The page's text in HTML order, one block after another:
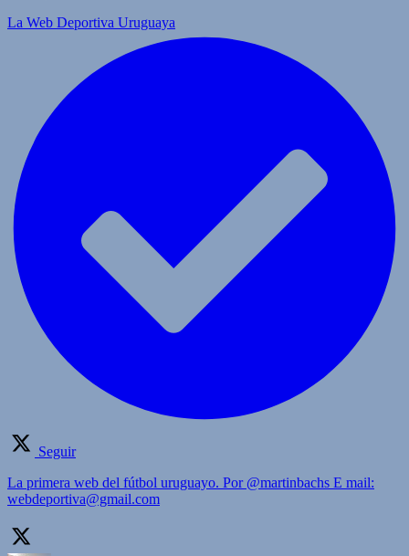
La Web Deportiva Uruguaya
Seguir
La primera web del fútbol uruguayo. Por @martinbachs E mail:
webdeportiva@gmail.com